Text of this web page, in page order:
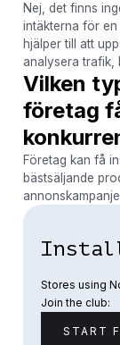
Nej, det finns
intäkterna för
hjälper till att
analysera trafik,
Vilken
företag
Företag kan få
bästsäljande
Stores using
Join the club:
START